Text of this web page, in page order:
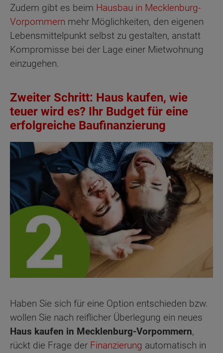
Zudem gibt es beim Hausbau in Mecklenburg-
Vorpommern mehr Möglichkeiten, den eigenen
Lebensmittelpunkt selbst zu gestalten, anstatt
Kompromisse bei der Lage einer Mietwohnung
einzugehen.
Zweiter Schritt: Haus kaufen, wie
teuer wird es? Ihr Budget für eine
erfolgreiche Baufinanzierung
Haben Sie sich für eine Option entschieden bzw.
wollen Sie nach reiflicher Überlegung ein neues
Haus kaufen in Mecklenburg-Vorpommern,
rückt die Frage der Finanzierung automatisch in